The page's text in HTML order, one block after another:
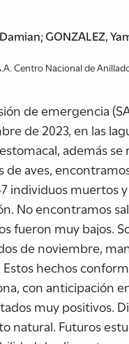
GONZALEZ,
Centro Nacional de
de emergencia
de 2023, en las
además se
de aves,
individuos muertos
No encontramos
fueron muy bajos.
de noviembre,
hechos
con anticipación
muy positivos.
natural. Futuros